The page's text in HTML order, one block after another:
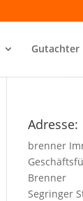
Gutachter
Adresse:
brenner
Brenner
Segringer